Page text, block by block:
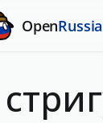
Open